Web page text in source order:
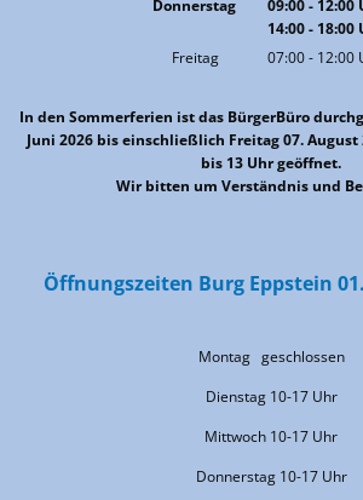
Donnerstag 09:00- 12:00
Von
14:00- 18:00
Von
Freitag 07:00- 12:00
In den Sommerferien ist das BürgerBüro
Juni 2026 bis einschließlich Freitag 07.
bis 13 Uhr geöffnet.
Wir bitten um Verständnis und
Öffnungszeiten Burg Eppstein
Montag geschlossen
Dienstag 10-17 Uhr
Mittwoch 10-17 Uhr
Donnerstag 10-17 Uhr